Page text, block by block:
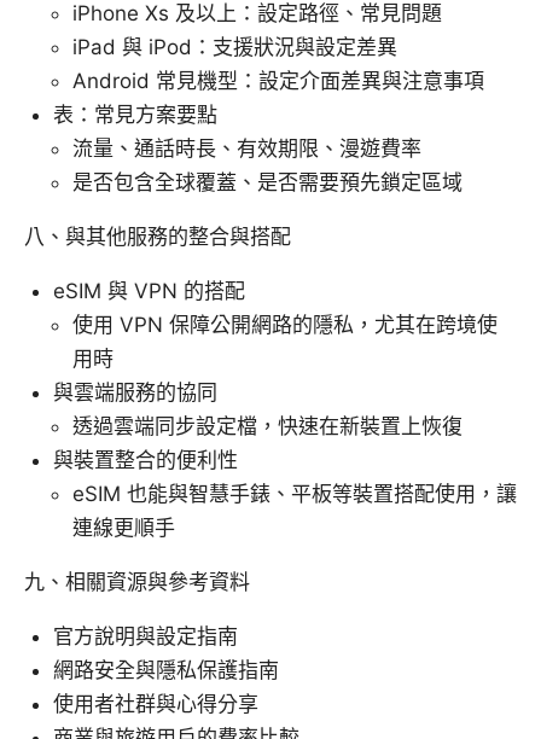
iPhone Xs 及以上：設定路徑、常見問題
iPad 與 iPod：支援狀況與設定差異
Android 常見機型：設定介面差異與注意事項
表：常見方案要點
流量、通話時長、有效期限、漫遊費率
是否包含全球覆蓋、是否需要預先鎖定區域
八、與其他服務的整合與搭配
eSIM 與 VPN 的搭配
使用 VPN 保障公開網路的隱私，尤其在跨境使
用時
與雲端服務的協同
透過雲端同步設定檔，快速在新裝置上恢復
與裝置整合的便利性
eSIM 也能與智慧手錶、平板等裝置搭配使用，讓
連線更順手
九、相關資源與參考資料
官方說明與設定指南
網路安全與隱私保護指南
使用者社群與心得分享